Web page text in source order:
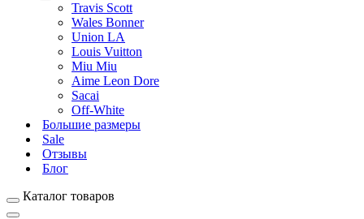
Travis Scott
Wales Bonner
Union LA
Louis Vuitton
Miu Miu
Aime Leon Dore
Sacai
Off-White
Большие размеры
Sale
Отзывы
Блог
Каталог товаров